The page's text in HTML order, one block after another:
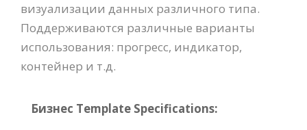
визуализации данных различного типа.
Поддерживаются различные варианты
использования: прогресс, индикатор,
контейнер и т.д.
Бизнес Template Specifications: